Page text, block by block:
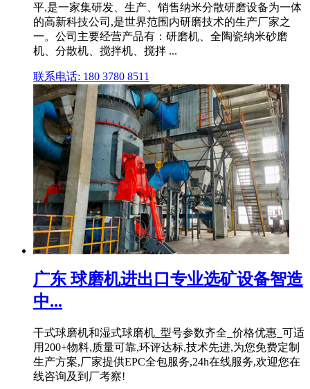
平,是一家集研发、生产、销售纳米分散研磨设备为一体
的高新科技公司,是世界范围内研磨技术的生产厂家之
一。公司主要经营产品有：研磨机、全陶瓷纳米砂磨
机、分散机、搅拌机、搅拌 ...
联系电话: 180 3780 8511
广东 球磨机进出口专业选矿设备智造
中...
干式球磨机和湿式球磨机_型号参数齐全_价格优惠_可适
用200+物料,质量可靠,环评达标,技术先进,为您免费定制
生产方案,厂家提供EPC全包服务,24h在线服务,欢迎您在
线咨询及到厂考察!